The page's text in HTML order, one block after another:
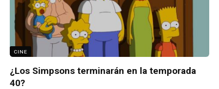
CINE
¿Los Simpsons terminarán en la temporada
40?